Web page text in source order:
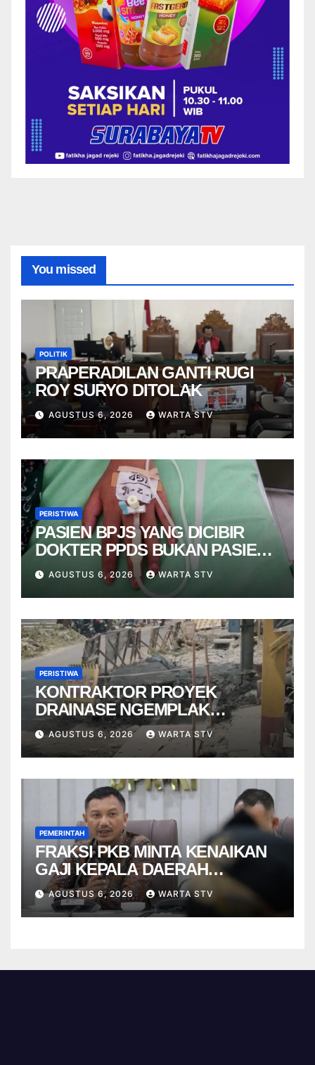
You missed
POLITIK
PRAPERADILAN GANTI RUGI
ROY SURYO DITOLAK
AGUSTUS 6, 2026 WARTA STV
PERISTIWA
PASIEN BPJS YANG DICIBIR
DOKTER PPDS BUKAN PASIEN
RSUP DR. SARDJITO
AGUSTUS 6, 2026 WARTA STV
PERISTIWA
KONTRAKTOR PROYEK
DRAINASE NGEMPLAK
DISANKSI USAI WARGA
TERPELESET
AGUSTUS 6, 2026 WARTA STV
PEMERINTAH
FRAKSI PKB MINTA KENAIKAN
GAJI KEPALA DAERAH
BERBASIS KINERJA
AGUSTUS 6, 2026 WARTA STV